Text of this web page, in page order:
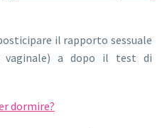
il rapporto sessuale
vaginale) a dopo il test di
dormire?